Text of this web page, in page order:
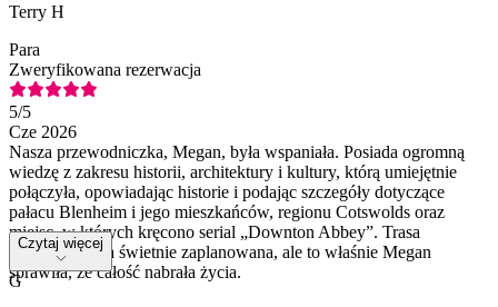
Terry H
Para
Zweryfikowana rezerwacja
5/5
Cze 2026
Nasza przewodniczka, Megan, była wspaniała. Posiada ogromną
wiedzę z zakresu historii, architektury i kultury, którą umiejętnie
połączyła, opowiadając historie i podając szczegóły dotyczące
pałacu Blenheim i jego mieszkańców, regionu Cotswolds oraz
miejsc, w których kręcono serial „Downton Abbey”. Trasa
wycieczki była świetnie zaplanowana, ale to właśnie Megan
sprawiła, że całość nabrała życia.
Czytaj więcej
G